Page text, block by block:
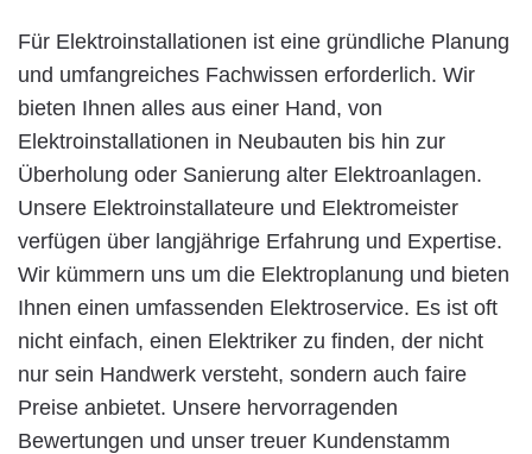
Für Elektroinstallationen ist eine gründliche Planung
und umfangreiches Fachwissen erforderlich. Wir
bieten Ihnen alles aus einer Hand, von
Elektroinstallationen in Neubauten bis hin zur
Überholung oder Sanierung alter Elektroanlagen.
Unsere Elektroinstallateure und Elektromeister
verfügen über langjährige Erfahrung und Expertise.
Wir kümmern uns um die Elektroplanung und bieten
Ihnen einen umfassenden Elektroservice. Es ist oft
nicht einfach, einen Elektriker zu finden, der nicht
nur sein Handwerk versteht, sondern auch faire
Preise anbietet. Unsere hervorragenden
Bewertungen und unser treuer Kundenstamm